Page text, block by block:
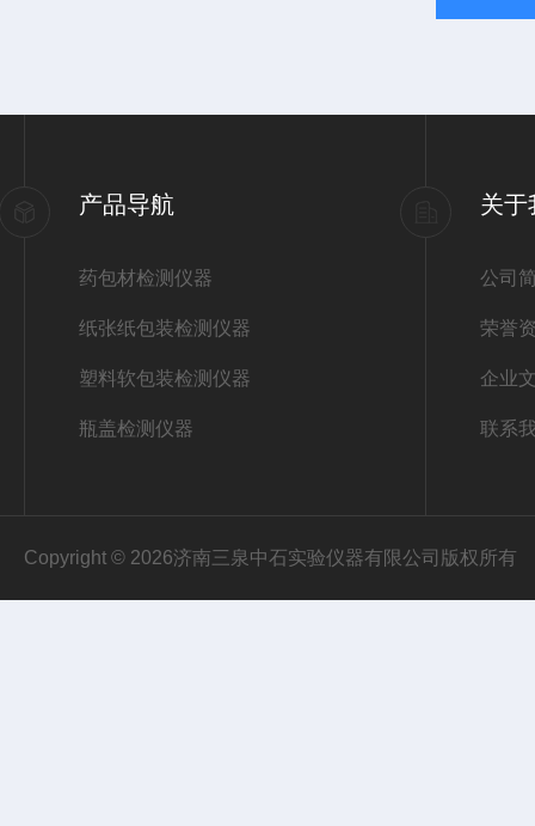
产品导航
药包材检测仪器
纸张纸包装检测仪器
塑料软包装检测仪器
瓶盖检测仪器
关于
公司
荣誉
企业
联系
Copyright © 2026济南三泉中石实验仪器有限公司版权所有